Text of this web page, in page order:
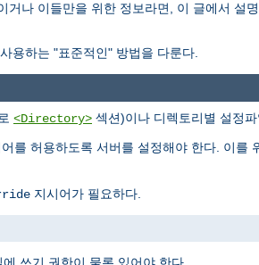
나 이들만을 위한 정보라면, 이 글에서 설
용하는 "표준적인" 방법을 다룬다.
<Directory> 섹션)이나 디렉토리별 설정
를 허용하도록 서버를 설정해야 한다. 이를
지시어가 필요하다.